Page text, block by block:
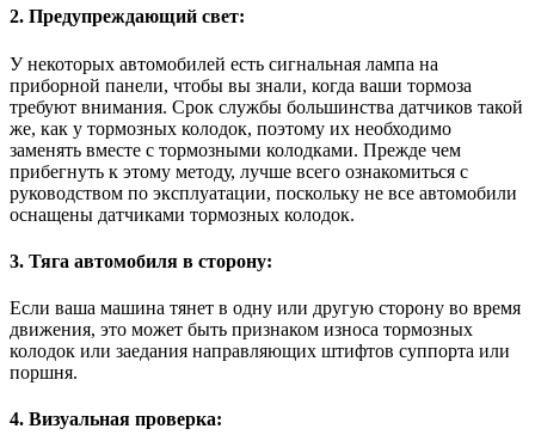
2. Предупреждающий свет:
У некоторых автомобилей есть сигнальная лампа на
приборной панели, чтобы вы знали, когда ваши тормоза
требуют внимания. Срок службы большинства датчиков такой
же, как у тормозных колодок, поэтому их необходимо
заменять вместе с тормозными колодками. Прежде чем
прибегнуть к этому методу, лучше всего ознакомиться с
руководством по эксплуатации, поскольку не все автомобили
оснащены датчиками тормозных колодок.
3. Тяга автомобиля в сторону:
Если ваша машина тянет в одну или другую сторону во время
движения, это может быть признаком износа тормозных
колодок или заедания направляющих штифтов суппорта или
поршня.
4. Визуальная проверка: